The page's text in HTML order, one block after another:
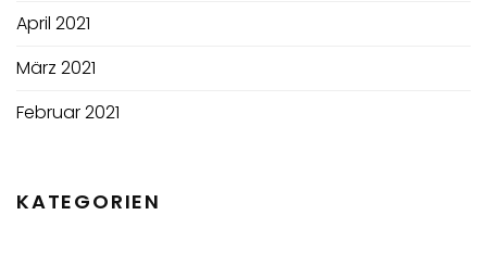
April 2021
März 2021
Februar 2021
KATEGORIEN